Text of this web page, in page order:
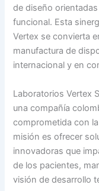
de diseño
funcional. Esta
Vertex se convierta
manufactura de
internacional y en
Laboratorios Vertex
una compañía
comprometida con
misión es ofrecer
innovadoras que
de los pacientes,
visión de desarrollo